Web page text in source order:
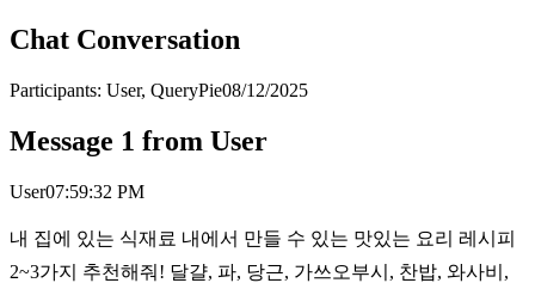
Chat Conversation
Participants: User, QueryPie08/12/2025
Message 1 from User
User07:59:32 PM
내 집에 있는 식재료 내에서 만들 수 있는 맛있는 요리 레시피
2~3가지 추천해줘! 달걀, 파, 당근, 가쓰오부시, 찬밥, 와사비,